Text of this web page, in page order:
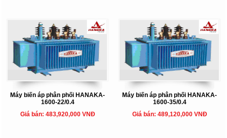
Máy biến áp phân phối HANAKA-
1600-22/0.4
Giá bán: 483,920,000 VNĐ
Máy biến áp phân phối HANAKA-
1600-35/0.4
Giá bán: 489,120,000 VNĐ